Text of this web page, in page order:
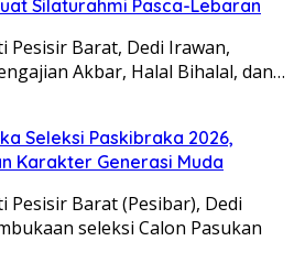
Silaturahmi Pasca-Lebaran
Pesisir Barat, Dedi Irawan,
Akbar, Halal Bihalal, dan…
Seleksi Paskibraka 2026,
Karakter Generasi Muda
Pesisir Barat (Pesibar), Dedi
seleksi Calon Pasukan